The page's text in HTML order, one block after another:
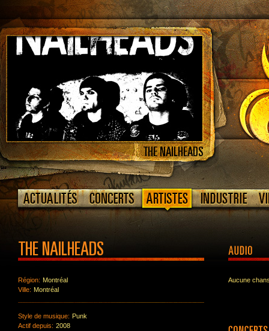
Région: Montréal
Ville: Montréal
Style de musique: Punk
Actif depuis: 2008
Aucune